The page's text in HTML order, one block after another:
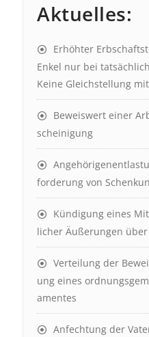
Aktuelles:
Erhöhter
Enkel nur bei
Keine Gleich­stell­ung
Beweis­wert einer
scheinig­ung
ford­er­ung von
Kündigung eines
lich­er Äuß­er­ung­en
Ver­teil­ung der
ung eines
ament­es
Anfechtung der